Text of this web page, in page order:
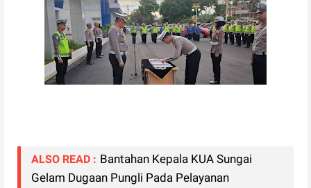
ALSO READ : Bantahan Kepala KUA Sungai
Gelam Dugaan Pungli Pada Pelayanan